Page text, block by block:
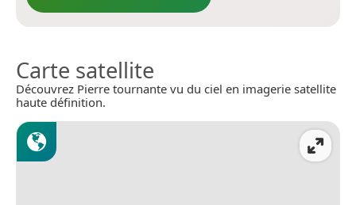
Carte satellite
Découvrez Pierre tournante vu du ciel en imagerie satellite
haute définition.